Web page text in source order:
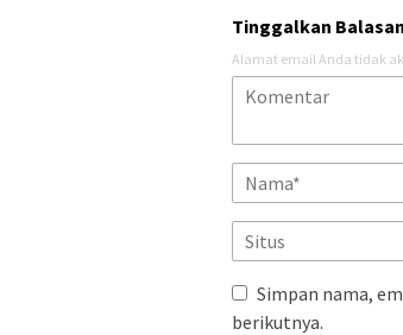
Tinggalkan Balasan
Alamat email Anda tidak
Simpan nama,
berikutnya.